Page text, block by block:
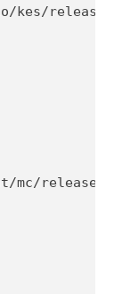
kes/releases/
release/